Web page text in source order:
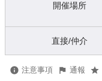
開催場所
直接/仲介
注意事項 通報